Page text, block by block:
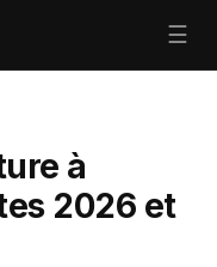
☰
à
2026 et